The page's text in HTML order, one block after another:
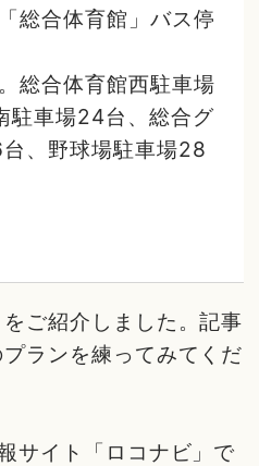
総合体育館」バス停
総合体育館西駐車場
駐車場24台、総合グ
、野球場駐車場28
ご紹介しました。記事
ランを練ってみてくだ
サイト「ロコナビ」で